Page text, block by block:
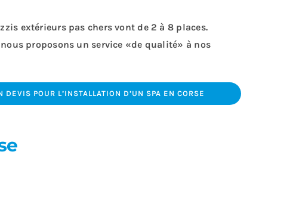
extérieurs pas chers vont de 2 à 8 places.
proposons un service «de qualité» à nos
DEVIS POUR L’INSTALLATION D’UN SPA EN CORSE